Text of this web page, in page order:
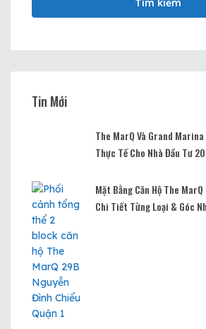
Tìm kiếm
Tin Mới
The MarQ Và Grand
Thực Tế Cho Nhà Đầu Tư
Mặt Bằng Căn Hộ The
Chi Tiết Từng Loại & Góc